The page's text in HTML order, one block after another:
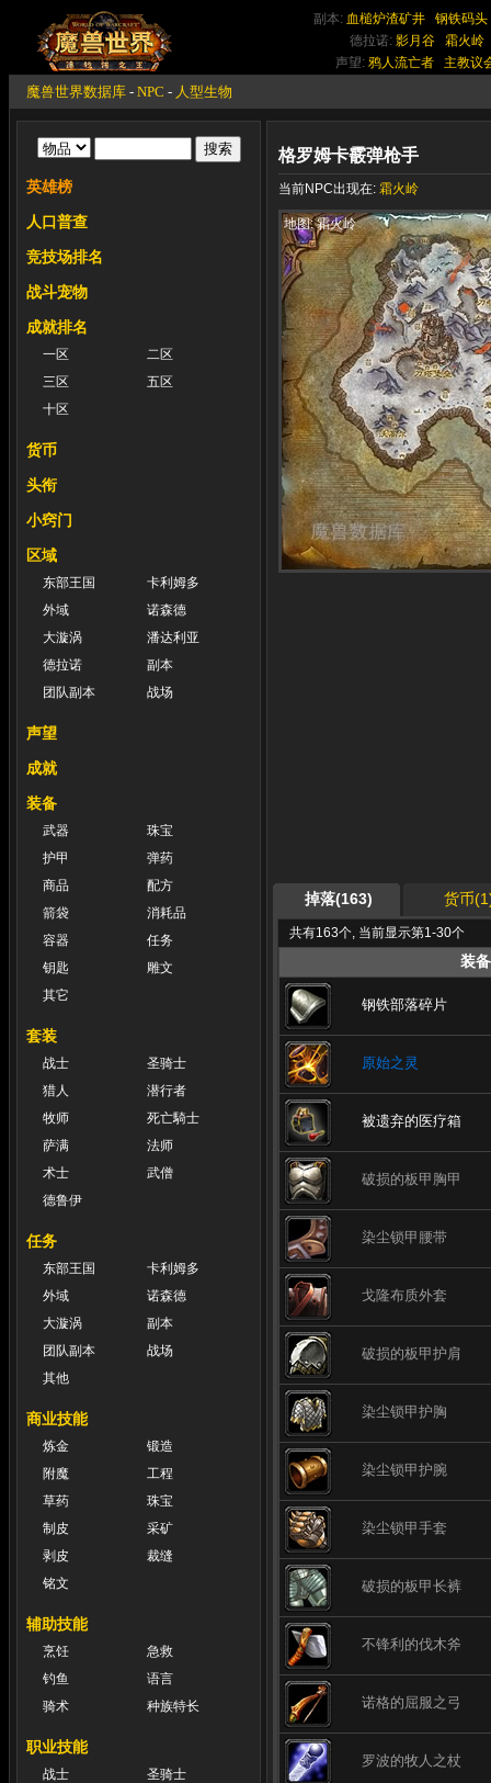
副本: 血槌炉渣矿井
钢铁码头
德拉诺: 影月谷
霜火岭
声望: 鸦人流亡者 主教议
魔兽世界数据库 - NPC - 人型生物
英雄榜
人口普查
竞技场排名
战斗宠物
成就排名
一区
二区
三区
五区
十区
货币
头衔
小窍门
区域
东部王国
卡利姆多
外域
诺森德
大漩涡
潘达利亚
德拉诺
副本
团队副本
战场
声望
成就
装备
武器
珠宝
护甲
弹药
商品
配方
箭袋
消耗品
容器
任务
钥匙
雕文
其它
套装
战士
圣骑士
猎人
潜行者
牧师
死亡騎士
萨满
法师
术士
武僧
德鲁伊
任务
东部王国
卡利姆多
外域
诺森德
大漩涡
副本
团队副本
战场
其他
商业技能
炼金
锻造
附魔
工程
草药
珠宝
制皮
采矿
剥皮
裁缝
铭文
辅助技能
烹饪
急救
钓鱼
语言
骑术
种族特长
职业技能
战士
圣骑士
格罗姆卡霰弹枪手
当前NPC出现在: 霜火岭
地图: 霜火岭
掉落(163) 货币
共有163个, 当前显示第1-30个
装备
钢铁部落碎片
原始之灵
被遗弃的医疗箱
破损的板甲胸甲
染尘锁甲腰带
戈隆布质外套
破损的板甲护肩
染尘锁甲护胸
染尘锁甲护腕
染尘锁甲手套
破损的板甲长裤
不锋利的伐木斧
诺格的屈服之弓
罗波的牧人之杖